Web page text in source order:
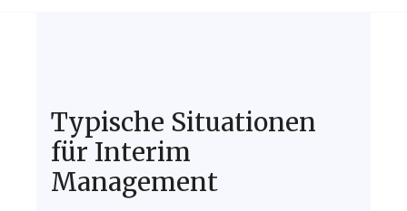
Typische Situationen
für Interim
Management